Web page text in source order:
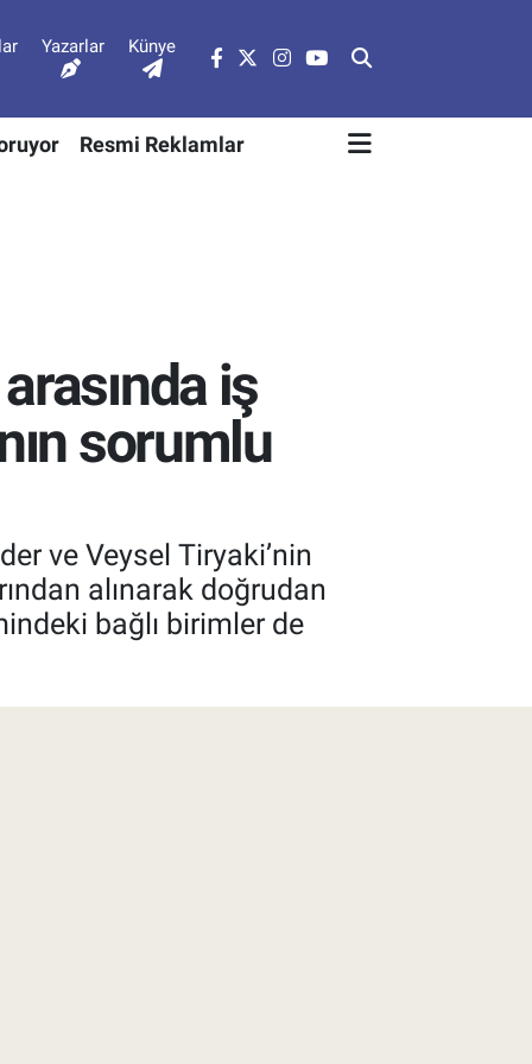
Yazarlar Künye
Resmi Reklamlar
iş
sorumlu
ve Veysel Tiryaki’nin
alınarak doğrudan
bağlı birimler de